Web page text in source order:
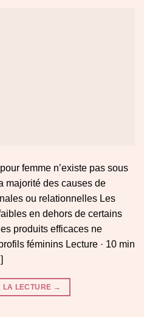
femme n’existe pas sous
majorité des causes de
ou relationnelles Les
en dehors de certains
produits efficaces ne
féminins Lecture · 10 min
LA LECTURE →